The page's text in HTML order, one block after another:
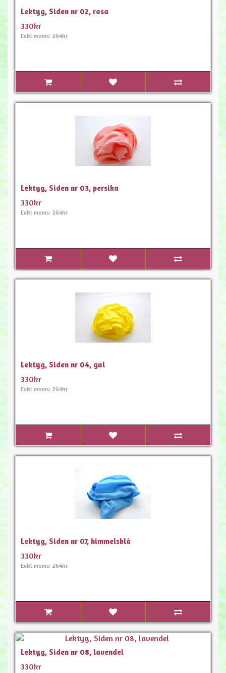
Lektyg, Siden nr 02, rosa
330kr
Exkl moms: 264kr
Lektyg, Siden nr 03, persika
330kr
Exkl moms: 264kr
Lektyg, Siden nr 04, gul
330kr
Exkl moms: 264kr
Lektyg, Siden nr 07, himmelsblå
330kr
Exkl moms: 264kr
Lektyg, Siden nr 08, lavendel
330kr